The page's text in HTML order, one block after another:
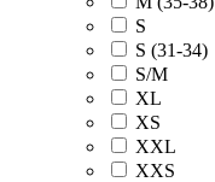
S
S (31-34)
S/M
XL
XS
XXL
XXS